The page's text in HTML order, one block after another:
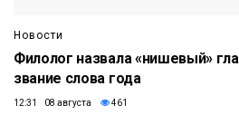
Новости
Филолог назвала «нишевый»
звание слова года
12:31 08 августа 461